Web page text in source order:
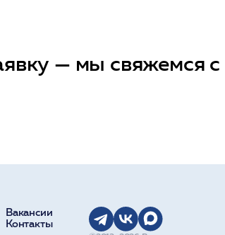
— мы свяжемся с
Вакансии
Контакты